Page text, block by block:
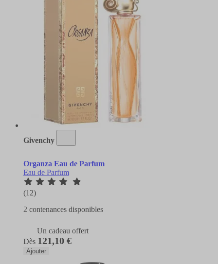
Givenchy
Organza Eau de Parfum
Eau de Parfum
(12)
2 contenances disponibles
Un cadeau offert
Dès 121,10 €
Ajouter